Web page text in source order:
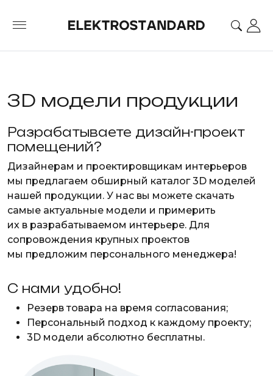
3D модели продукции
Разрабатываете дизайн-проект
помещений?
Дизайнерам и проектировщикам интерьеров
мы предлагаем обширный каталог 3D моделей
нашей продукции. У нас вы можете скачать
самые актуальные модели и примерить
их в разрабатываемом интерьере. Для
сопровождения крупных проектов
мы предложим персонального менеджера!
С нами удобно!
Резерв товара на время согласования;
Персональный подход к каждому проекту;
3D модели абсолютно бесплатны.